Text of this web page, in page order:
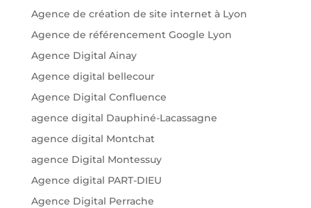
Agence de création de site internet à Lyon
Agence de référencement Google Lyon
Agence Digital Ainay
Agence digital bellecour
Agence Digital Confluence
agence digital Dauphiné-Lacassagne
agence digital Montchat
agence Digital Montessuy
Agence digital PART-DIEU
Agence Digital Perrache